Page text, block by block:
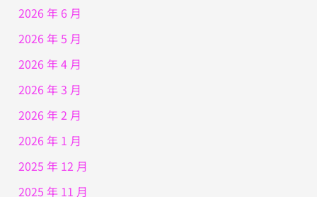
2026 年 6 月
2026 年 5 月
2026 年 4 月
2026 年 3 月
2026 年 2 月
2026 年 1 月
2025 年 12 月
2025 年 11 月